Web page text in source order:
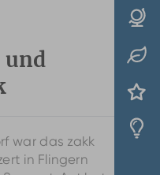
und
war das zakk
in Flingern